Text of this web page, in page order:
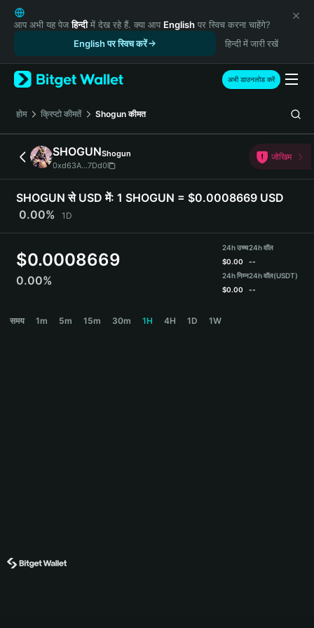
English
日本語
Русский
Español (Latinoamérica)
Türkçe
Italiano
Deutsch
简体中文
繁體中文
Português (Portugal)
Bahasa Indonesia
Español
आप अभी यह पेजहिन्दीमें देख रहे हैं. क्या आप English पर स्विच करना चाहेंगे?
English पर स्विच करें
हिन्दी में जारी रखें
अभी डाउनलोड करें
होम क्रिप्टो कीमतें Shogun कीमत
SHOGUNShogun
0xd63A...7Dd0
जोखिम
SHOGUN से USD में: 1 SHOGUN = $0.0008669 USD
0.00%
1D
$0.0008669
0.00%
24h उच्च
$0.00
24h निम्न
$0.00
24h वॉल
--
24h वॉल(USDT)
--
समय 1m 5m 15m 30m 1H 4H 1D 1W